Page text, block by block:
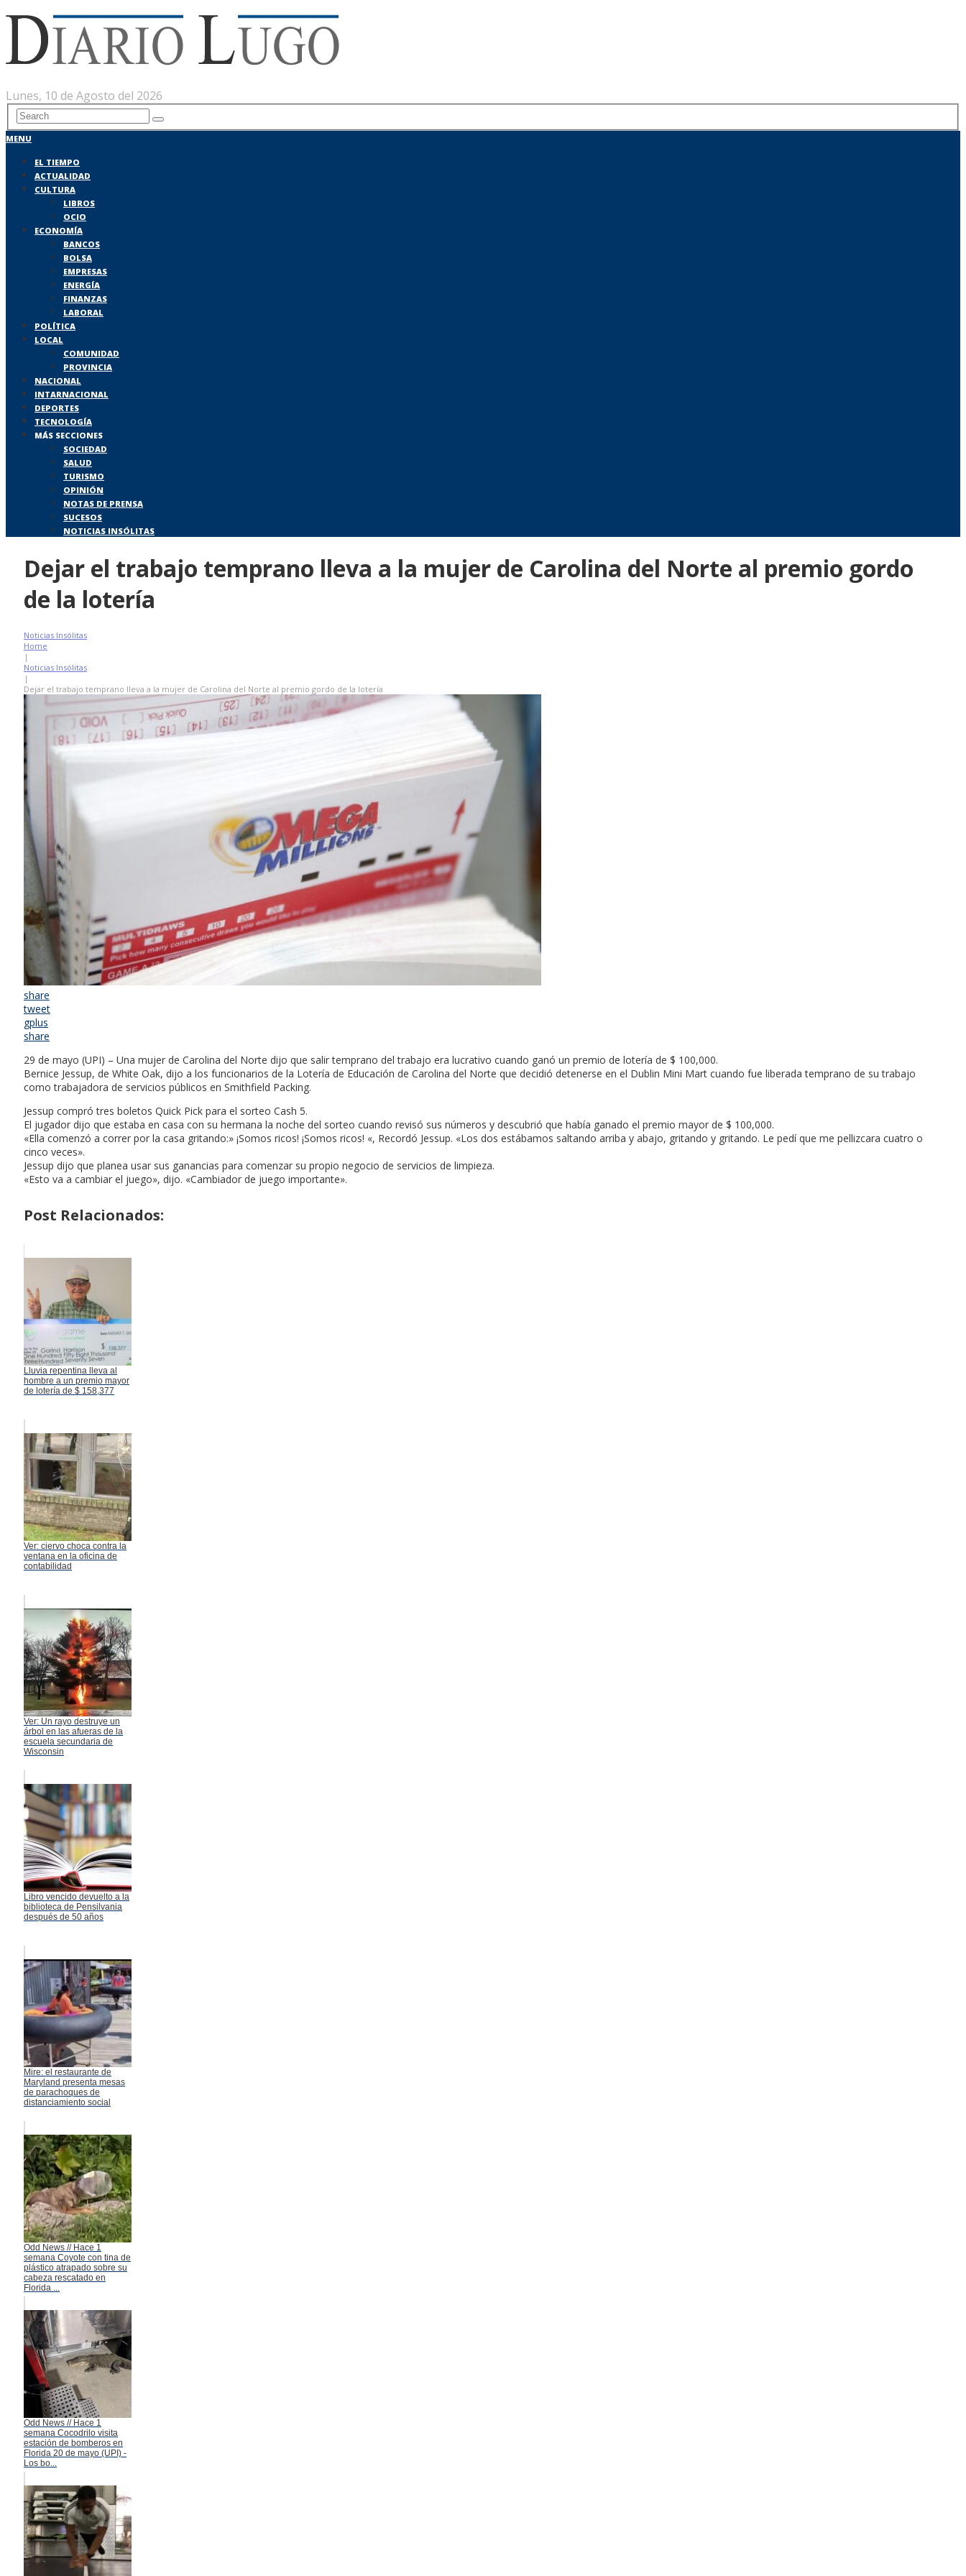
Lunes, 10 de Agosto del 2026
MENU
EL TIEMPO
ACTUALIDAD
CULTURA
LIBROS
OCIO
ECONOMÍA
BANCOS
BOLSA
EMPRESAS
ENERGÍA
FINANZAS
LABORAL
POLÍTICA
LOCAL
COMUNIDAD
PROVINCIA
NACIONAL
INTARNACIONAL
DEPORTES
TECNOLOGÍA
MÁS SECCIONES
SOCIEDAD
SALUD
TURISMO
OPINIÓN
NOTAS DE PRENSA
SUCESOS
NOTICIAS INSÓLITAS
Dejar el trabajo temprano lleva a la mujer de Carolina del Norte al premio gordo
de la lotería
Noticias Insólitas
Home
|
Noticias Insólitas
|
Dejar el trabajo temprano lleva a la mujer de Carolina del Norte al premio gordo de la lotería
share
tweet
gplus
share
29 de mayo (UPI) – Una mujer de Carolina del Norte dijo que salir temprano del trabajo era lucrativo cuando ganó un premio de lotería de $ 100,000.
Bernice Jessup, de White Oak, dijo a los funcionarios de la Lotería de Educación de Carolina del Norte que decidió detenerse en el Dublin Mini Mart cuando fue liberada temprano de su trabajo
como trabajadora de servicios públicos en Smithfield Packing.
Jessup compró tres boletos Quick Pick para el sorteo Cash 5.
El jugador dijo que estaba en casa con su hermana la noche del sorteo cuando revisó sus números y descubrió que había ganado el premio mayor de $ 100,000.
«Ella comenzó a correr por la casa gritando:» ¡Somos ricos! ¡Somos ricos! «, Recordó Jessup. «Los dos estábamos saltando arriba y abajo, gritando y gritando. Le pedí que me pellizcara cuatro o
cinco veces».
Jessup dijo que planea usar sus ganancias para comenzar su propio negocio de servicios de limpieza.
«Esto va a cambiar el juego», dijo. «Cambiador de juego importante».
Post Relacionados:
Lluvia repentina lleva al
hombre a un premio mayor
de lotería de $ 158,377
Ver: ciervo choca contra la
ventana en la oficina de
contabilidad
Ver: Un rayo destruye un
árbol en las afueras de la
escuela secundaria de
Wisconsin
Libro vencido devuelto a la
biblioteca de Pensilvania
después de 50 años
Mire: el restaurante de
Maryland presenta mesas
de parachoques de
distanciamiento social
Odd News // Hace 1
semana Coyote con tina de
plástico atrapado sobre su
cabeza rescatado en
Florida ...
Odd News // Hace 1
semana Cocodrilo visita
estación de bomberos en
Florida 20 de mayo (UPI) -
Los bo...